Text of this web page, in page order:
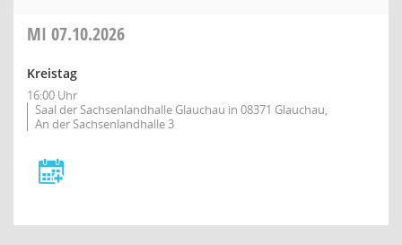
MI 07.10.2026
Kreistag
16:00 Uhr
Saal der Sachsenlandhalle Glauchau in 08371 Glauchau,
An der Sachsenlandhalle 3